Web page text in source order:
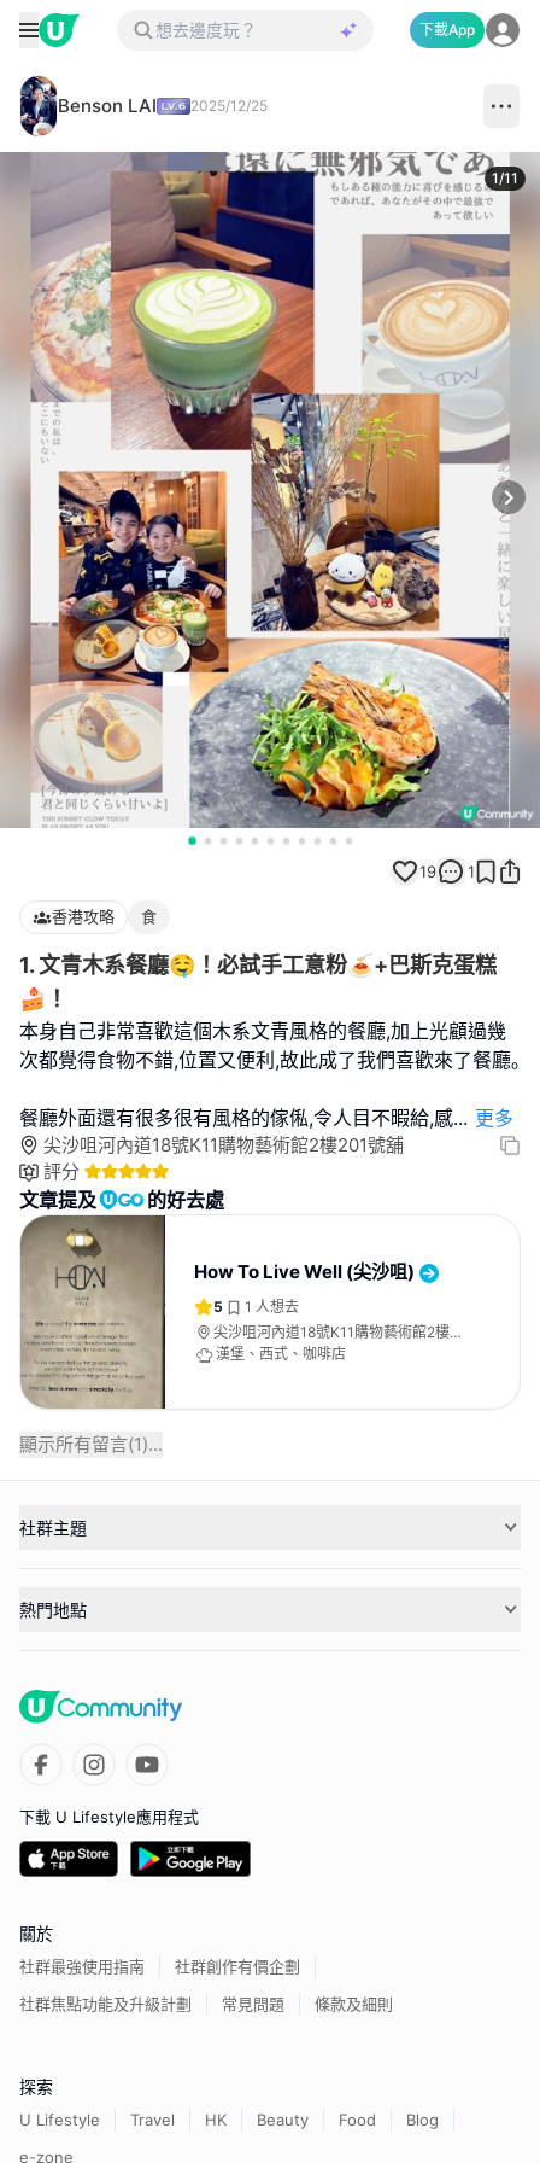
下載App
Benson LAI 2025/12/25
1/11
19 1
香港攻略 食
1. 文青木系餐廳🤤！必試手工意粉🍝+巴斯克蛋糕
🍰！
本身自己非常喜歡這個木系文青風格的餐廳,加上光顧過幾
次都覺得食物不錯,位置又便利,故此成了我們喜歡來了餐廳｡
餐廳外面還有很多很有風格的傢俬,令人目不暇給,感... 更多
尖沙咀河內道18號K11購物藝術館2樓201號舖
評分
文章提及 的好去處
How To Live Well (尖沙咀)
5 1 人想去
尖沙咀河內道18號K11購物藝術館2樓
201號舖
漢堡、西式、咖啡店
顯示所有留言(1)...
社群主題
熱門地點
下載 U Lifestyle應用程式
關於
社群最強使用指南
社群創作有價企劃
社群焦點功能及升級計劃
常見問題 條款及細則
探索
U Lifestyle Travel HK Beauty Food
Blog
e-zone